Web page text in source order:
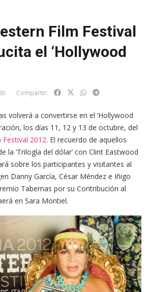
Film Festival
el ‘Hollywood
Compartir:
volverá a convertirse en el ‘Hollywood
los días 11, 12 y 13 de octubre, del
Festival 2012. El recuerdo de aquellos
la ‘Trilogía del dólar’ con Clint Eastwood
sobre los participantes y visitantes al
Danny García, César Méndez e Iñigo
Tabernas por su Contribución al
en Sara Montiel.